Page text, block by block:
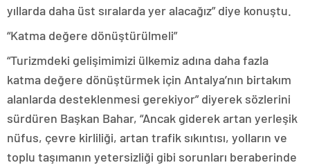
yıllarda daha üst sıralarda yer alacağız” diye konuştu.
“Katma değere dönüştürülmeli”
“Turizmdeki gelişimimizi ülkemiz adına daha fazla
katma değere dönüştürmek için Antalya’nın birtakım
alanlarda desteklenmesi gerekiyor” diyerek sözlerini
sürdüren Başkan Bahar, “Ancak giderek artan yerleşik
nüfus, çevre kirliliği, artan trafik sıkıntısı, yolların ve
toplu taşımanın yetersizliği gibi sorunları beraberinde